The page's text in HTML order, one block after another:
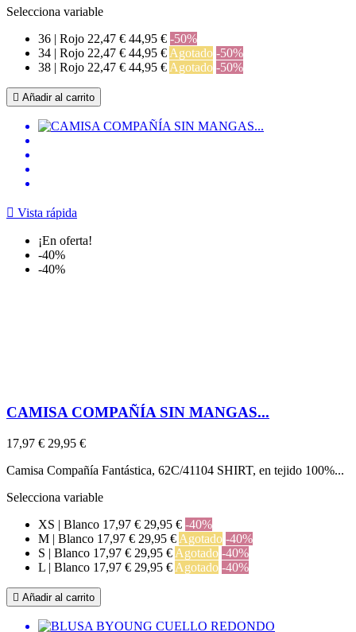
Selecciona variable
36 | Rojo 22,47 € 44,95 € -50%
34 | Rojo 22,47 € 44,95 € Agotado -50%
38 | Rojo 22,47 € 44,95 € Agotado -50%
 Añadir al carrito
 Vista rápida
¡En oferta!
-40%
-40%
CAMISA COMPAÑÍA SIN MANGAS...
17,97 € 29,95 €
Camisa Compañía Fantástica, 62C/41104 SHIRT, en tejido 100%...
Selecciona variable
XS | Blanco 17,97 € 29,95 € -40%
M | Blanco 17,97 € 29,95 € Agotado -40%
S | Blanco 17,97 € 29,95 € Agotado -40%
L | Blanco 17,97 € 29,95 € Agotado -40%
 Añadir al carrito